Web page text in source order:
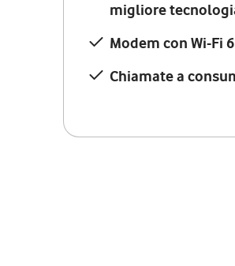
migliore
Modem con Wi-Fi 6
Chiamate a